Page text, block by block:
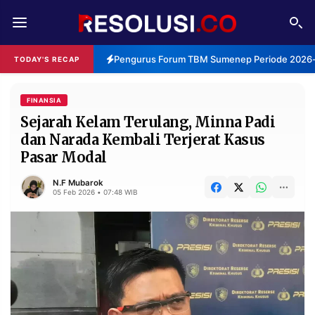
TODAY'S RECAP Pengurus Forum TBM Sumenep Periode
REDAKSI TENTANG
RESOLUSI IKLAN
RUBRIKASI
EDITORIAL AKSARA
FINANSIA PERSONA
DAERAH NASIONAL
SPORT
FINANSIA
Sejarah Kelam Terulang, Minna Padi
dan Narada Kembali Terjerat Kasus
Pasar Modal
N.F Mubarok
05 Feb 2026 • 07:48 WIB